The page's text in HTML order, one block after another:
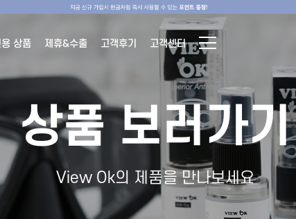
상품 제휴&수출 고객후기 고객센터
상품 보러가기
View Ok의 제품을 만나보세요